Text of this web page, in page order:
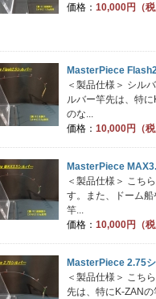
価格： 10,000円（税
MasterPiece
＜製品仕様＞ シル
ルバー竿先は、特
のな...
価格： 10,000円（税
MasterPiece
＜製品仕様＞ こち
す。また、ドーム
竿...
価格： 10,000円（税
MasterPiece 2.75
＜製品仕様＞ こち
先は、特にK-ZAN